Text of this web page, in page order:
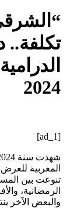
تكلفة..
2024
المغربية للعرض
تنوعت بين
والبعض الآخر